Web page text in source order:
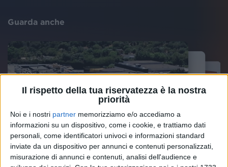
Il rispetto della tua riservatezza è la nostra
priorità
Noi e i nostri partner memorizziamo e/o accediamo a
informazioni su un dispositivo, come i cookie, e trattiamo dati
personali, come identificatori univoci e informazioni standard
inviate da un dispositivo per annunci e contenuti personalizzati,
misurazione di annunci e contenuti, analisi dell'audience e
Guarda anche